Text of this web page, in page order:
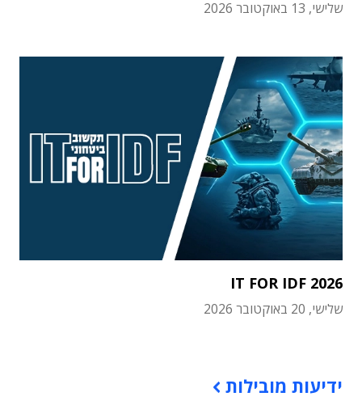
שלישי, 13 באוקטובר 2026
IT FOR IDF 2026
שלישי, 20 באוקטובר 2026
ידיעות מובילות